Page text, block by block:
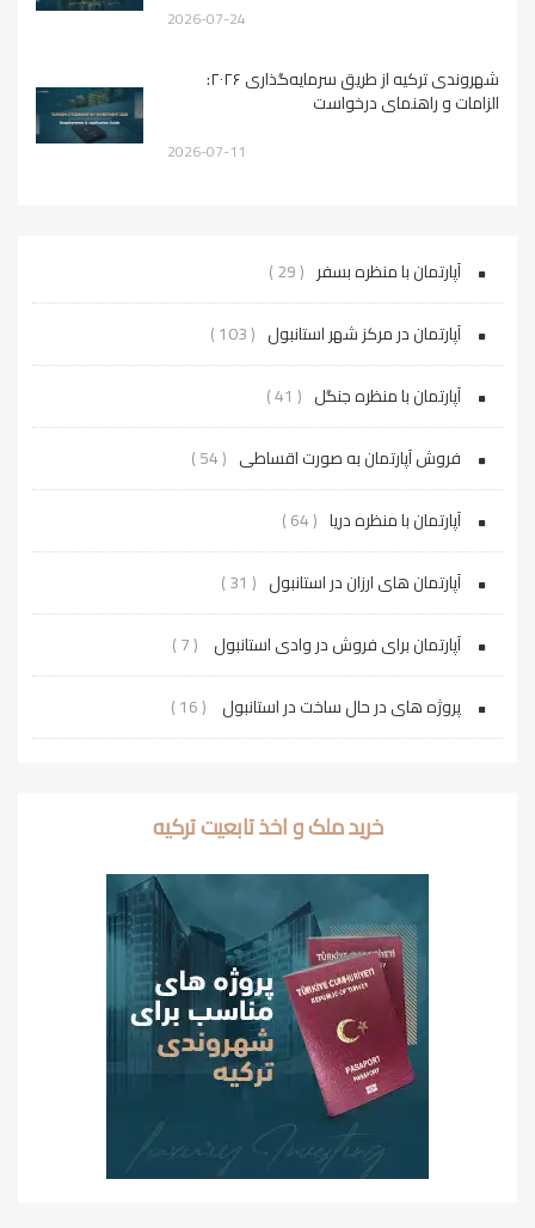
2026-07-24
شهروندی ترکیه از طریق سرمایه‌گذاری ۲۰۲۶:
الزامات و راهنمای درخواست
2026-07-11
آپارتمان با منظره بسفر ( 29 )
آپارتمان در مرکز شهر استانبول ( 103 )
آپارتمان با منظره جنگل ( 41 )
فروش آپارتمان به صورت اقساطی ( 54 )
آپارتمان با منظره دریا ( 64 )
آپارتمان های ارزان در استانبول ( 31 )
آپارتمان برای فروش در وادی استانبول ( 7 )
پروژه‌ های در حال ساخت در استانبول ( 16 )
خرید ملک و اخذ تابعیت ترکیه